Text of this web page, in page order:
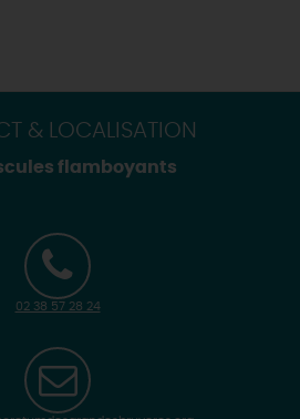
& LOCALISATION
flamboyants
02 38 57 28 24